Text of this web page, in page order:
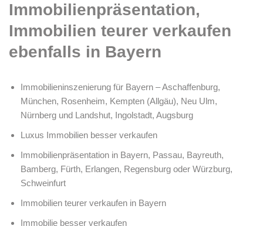
Immobilienpräsentation,
Immobilien teurer verkaufen
ebenfalls in Bayern
Immobilieninszenierung für Bayern – Aschaffenburg,
München, Rosenheim, Kempten (Allgäu), Neu Ulm,
Nürnberg und Landshut, Ingolstadt, Augsburg
Luxus Immobilien besser verkaufen
Immobilienpräsentation in Bayern, Passau, Bayreuth,
Bamberg, Fürth, Erlangen, Regensburg oder Würzburg,
Schweinfurt
Immobilien teurer verkaufen in Bayern
Immobilie besser verkaufen